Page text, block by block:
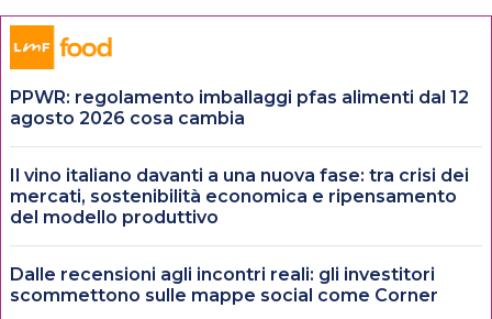
PPWR: regolamento imballaggi pfas alimenti dal 12
agosto 2026 cosa cambia
Il vino italiano davanti a una nuova fase: tra crisi dei
mercati, sostenibilità economica e ripensamento
del modello produttivo
Dalle recensioni agli incontri reali: gli investitori
scommettono sulle mappe social come Corner